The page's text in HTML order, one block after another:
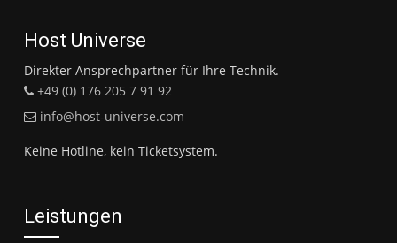
Host Universe
Direkter Ansprechpartner für Ihre Technik.
+49 (0) 176 205 7 91 92
info@host-universe.com
Keine Hotline, kein Ticketsystem.
Leistungen